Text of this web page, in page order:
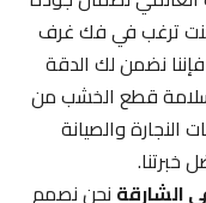
ترغب في فك غرف
نضمن لك الدقة
قطع الخشب من
والصيانة
نحن نصمم